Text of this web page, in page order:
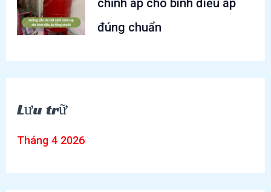
đúng chuẩn
Lưu trữ
Tháng 4 2026